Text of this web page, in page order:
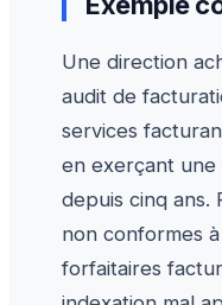
Une direction
audit de
services
en exerçant une
depuis cinq ans.
non conformes
forfaitaires